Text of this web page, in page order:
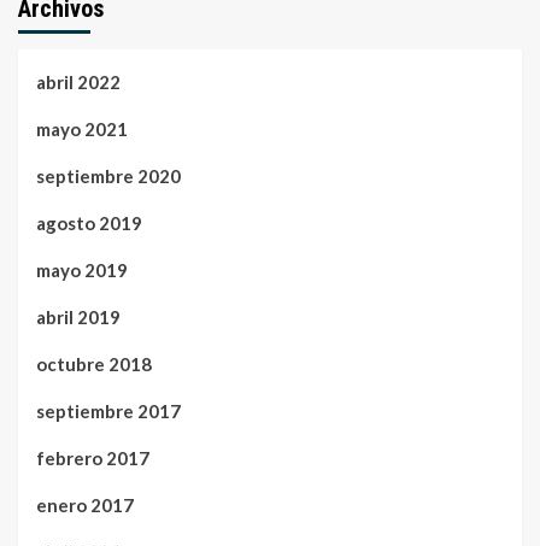
Archivos
abril 2022
mayo 2021
septiembre 2020
agosto 2019
mayo 2019
abril 2019
octubre 2018
septiembre 2017
febrero 2017
enero 2017